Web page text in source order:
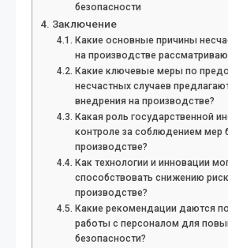
безопасности
Заключение
Какие основные причины
на производстве
Какие ключевые меры по
несчастных случаев
внедрения на производстве?
Какая роль государственной
контроле за соблюдением мер
производстве?
Как технологии и инновации
способствовать снижению
производстве?
Какие рекомендации даются
работы с персоналом для
безопасности?